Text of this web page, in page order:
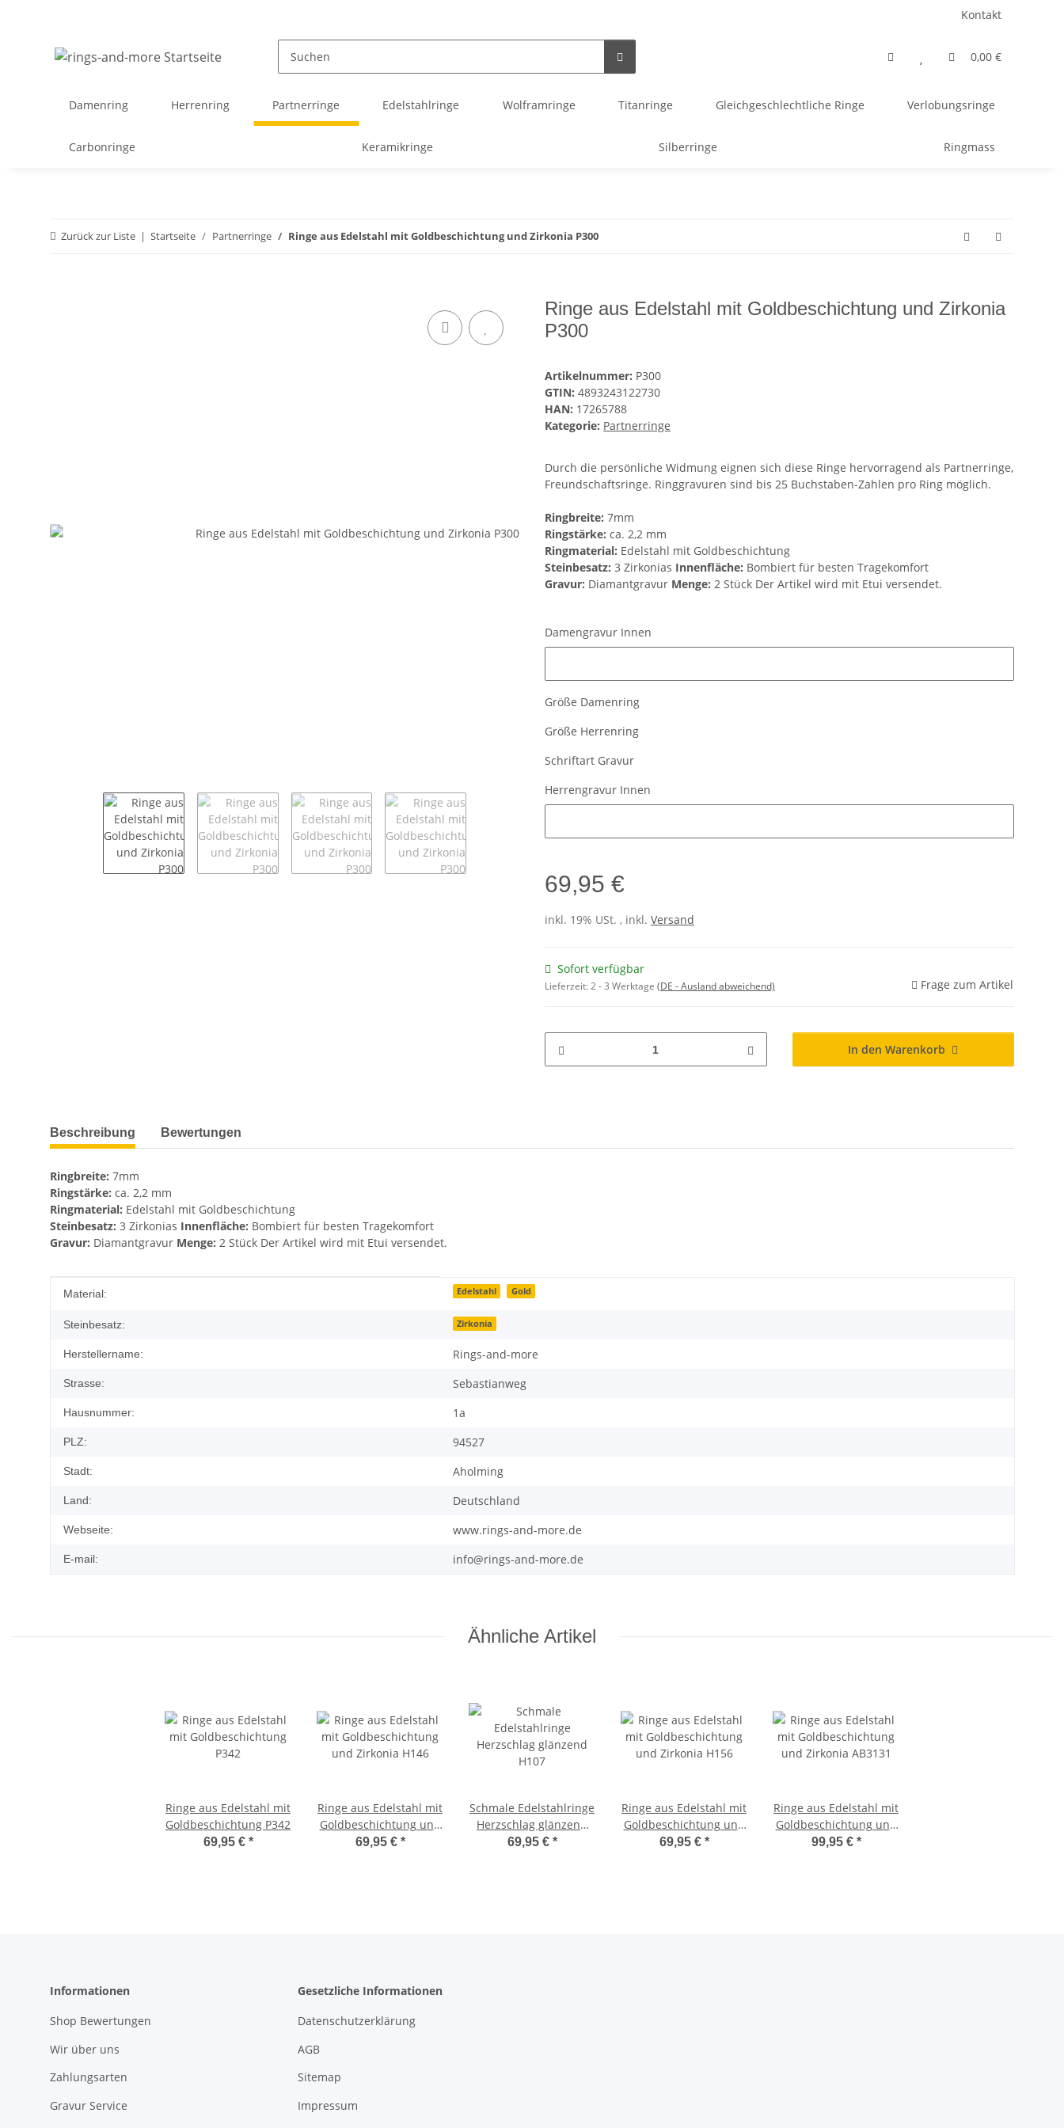
Kontakt
0,00 €
Damenring Herrenring Partnerringe Edelstahlringe Wolframringe Titanringe Gleichgeschlechtliche Ringe Verlobungsringe
Carbonringe Keramikringe Silberringe Ringmass
Zurück zur Liste Startseite Partnerringe Ringe aus Edelstahl mit Goldbeschichtung und Zirkonia P300
Ringe aus Edelstahl mit Goldbeschichtung und Zirkonia
P300
Artikelnummer: P300
GTIN: 4893243122730
HAN: 17265788
Kategorie: Partnerringe
Durch die persönliche Widmung eignen sich diese Ringe hervorragend als Partnerringe,
Freundschaftsringe. Ringgravuren sind bis 25 Buchstaben-Zahlen pro Ring möglich.
Ringbreite: 7mm
Ringstärke: ca. 2,2 mm
Ringmaterial: Edelstahl mit Goldbeschichtung
Steinbesatz: 3 Zirkonias Innenfläche: Bombiert für besten Tragekomfort
Gravur: Diamantgravur Menge: 2 Stück Der Artikel wird mit Etui versendet.
Damengravur Innen
Größe Damenring
Größe Herrenring
Schriftart Gravur
Herrengravur Innen
69,95 €
inkl. 19% USt. , inkl. Versand
Sofort verfügbar
Lieferzeit:2 - 3 Werktage (DE - Ausland abweichend) Frage zum Artikel
In den Warenkorb
weitere Registerkarten anzeigen
Beschreibung Bewertungen
Ringbreite: 7mm
Ringstärke: ca. 2,2 mm
Ringmaterial: Edelstahl mit Goldbeschichtung
Steinbesatz: 3 Zirkonias Innenfläche: Bombiert für besten Tragekomfort
Gravur: Diamantgravur Menge: 2 Stück Der Artikel wird mit Etui versendet.
Produkteigenschaft
Wert
Material: Edelstahl Gold
Steinbesatz: Zirkonia
Herstellername: Rings-and-more
Strasse: Sebastianweg
Hausnummer: 1a
PLZ: 94527
Stadt: Aholming
Land: Deutschland
Webseite: www.rings-and-more.de
E-mail: info@rings-and-more.de
Ähnliche Artikel
Ringe aus Edelstahl mit
Goldbeschichtung P342
69,95 € *
Ringe aus Edelstahl mit
Goldbeschichtung und
Zirkonia H146
69,95 € *
Schmale Edelstahlringe
Herzschlag glänzend
H107
69,95 € *
Ringe aus Edelstahl mit
Goldbeschichtung und
Zirkonia H156
69,95 € *
Ringe aus Edelstahl mit
Goldbeschichtung und
Zirkonia AB3131
99,95 € *
Informationen
Shop Bewertungen
Wir über uns
Zahlungsarten
Gravur Service
Gesetzliche Informationen
Datenschutzerklärung
AGB
Sitemap
Impressum